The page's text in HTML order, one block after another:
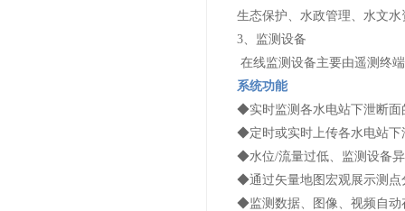
生态保护、水政管理、水文
3、监测设备
在线监测设备主要由遥测终
系统功能
◆实时监测各水电站下泄断面
◆定时或实时上传各水电站下
◆水位/流量过低、监测设备
◆通过矢量地图宏观展示测点
◆监测数据、图像、视频自动